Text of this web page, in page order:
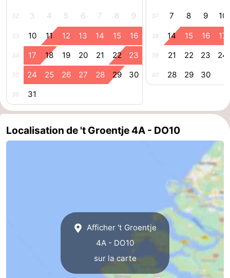
Zierikzee
Nature
Oosterschelde
Burgh
Haamstede
Nature
Kop
van
Walcheren
-
Veere
-
32 3 4 5 6 7 8 9
33 10 11 12 13 14 15 16
34 17 18 19 20 21 22 23
35 24 25 26 27 28 29 30
36 31
37 7 8 9 10
38 14 15 16 17
39 21 22 23 24
40 28 29 30
Localisation de 't Groentje 4A - DO10
Afficher 't Groentje
4A - DO10
sur la carte